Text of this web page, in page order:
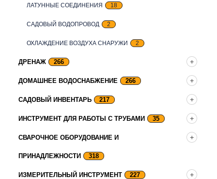
ЛАТУННЫЕ СОЕДИНЕНИЯ 18
САДОВЫЙ ВОДОПРОВОД 2
ОХЛАЖДЕНИЕ ВОЗДУХА СНАРУЖИ 2
ДРЕНАЖ 266
ДОМАШНЕЕ ВОДОСНАБЖЕНИЕ 266
САДОВЫЙ ИНВЕНТАРЬ 217
ИНСТРУМЕНТ ДЛЯ РАБОТЫ С ТРУБАМИ 35
СВАРОЧНОЕ ОБОРУДОВАНИЕ И
ПРИНАДЛЕЖНОСТИ 318
ИЗМЕРИТЕЛЬНЫЙ ИНСТРУМЕНТ 227